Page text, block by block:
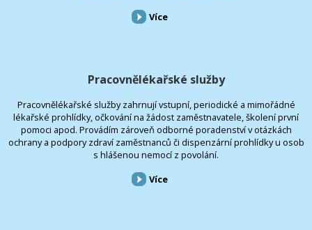
Více
Pracovnělékařské služby
Pracovnělékařské služby zahrnují vstupní, periodické a mimořádné
lékařské prohlídky, očkování na žádost zaměstnavatele, školení první
pomoci apod. Provádím zároveň odborné poradenství v otázkách
ochrany a podpory zdraví zaměstnanců či dispenzární prohlídky u osob
s hlášenou nemocí z povolání.
Více